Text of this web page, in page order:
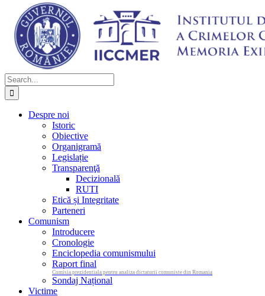
Search
for:
Despre noi
Istoric
Obiective
Organigramă
Legislație
Transparenţă
Decizională
RUTI
Etică și Integritate
Parteneri
Comunism
Introducere
Cronologie
Enciclopedia comunismului
Raport final
Comisia prezidentiala pentru analiza dictaturii comuniste din Romania
Sondaj Național
Victime